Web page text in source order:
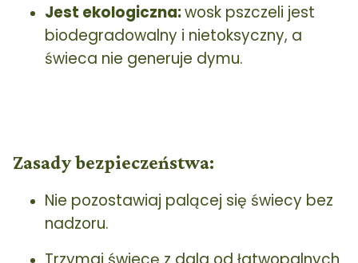
Jest ekologiczna:wosk pszczeli jest
biodegradowalny i nietoksyczny, a
świeca nie generuje dymu.
Zasady bezpieczeństwa:
Nie pozostawiaj palącej się świecy bez
nadzoru.